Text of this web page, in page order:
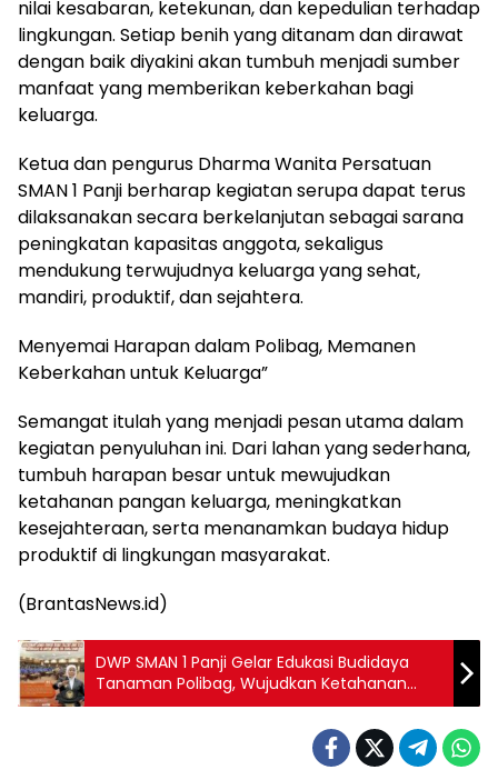
nilai kesabaran, ketekunan, dan kepedulian terhadap
lingkungan. Setiap benih yang ditanam dan dirawat
dengan baik diyakini akan tumbuh menjadi sumber
manfaat yang memberikan keberkahan bagi
keluarga.
Ketua dan pengurus Dharma Wanita Persatuan
SMAN 1 Panji berharap kegiatan serupa dapat terus
dilaksanakan secara berkelanjutan sebagai sarana
peningkatan kapasitas anggota, sekaligus
mendukung terwujudnya keluarga yang sehat,
mandiri, produktif, dan sejahtera.
Menyemai Harapan dalam Polibag, Memanen
Keberkahan untuk Keluarga”
Semangat itulah yang menjadi pesan utama dalam
kegiatan penyuluhan ini. Dari lahan yang sederhana,
tumbuh harapan besar untuk mewujudkan
ketahanan pangan keluarga, meningkatkan
kesejahteraan, serta menanamkan budaya hidup
produktif di lingkungan masyarakat.
(BrantasNews.id)
DWP SMAN 1 Panji Gelar Edukasi Budidaya
Tanaman Polibag, Wujudkan Ketahanan
Pangan dan Kesejahteraan Keluarga